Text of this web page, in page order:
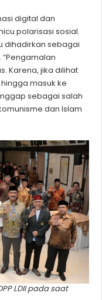
digital dan
polarisasi sosial.
dihadirkan sebagai
Karena, jika dilihat
masuk ke
sebagai salah
dan Islam
LDII pada saat